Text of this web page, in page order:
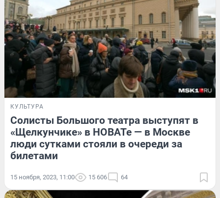
КУЛЬТУРА
Солисты Большого театра выступят в
«Щелкунчике» в НОВАТе — в Москве
люди сутками стояли в очереди за
билетами
15 ноября, 2023, 11:00 15 606 64